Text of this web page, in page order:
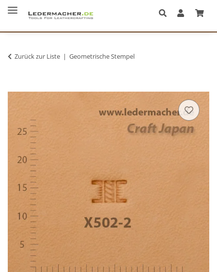
Zurück zur Liste Geometrische Stempel